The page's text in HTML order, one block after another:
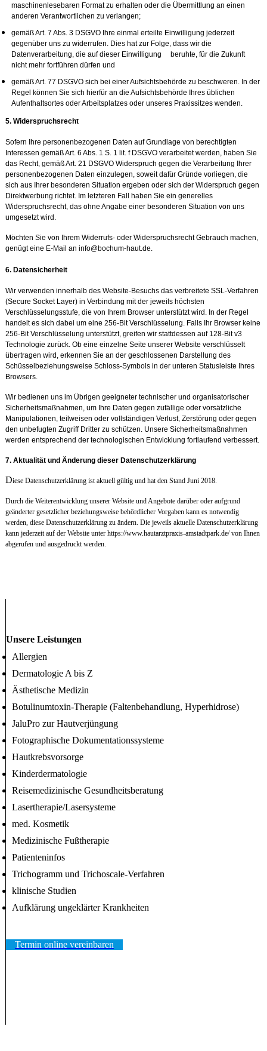
maschinenlesebaren Format zu erhalten oder die Übermittlung an einen
anderen Verantwortlichen zu verlangen;
gemäß Art. 7 Abs. 3 DSGVO Ihre einmal erteilte Einwilligung jederzeit
gegenüber uns zu widerrufen. Dies hat zur Folge, dass wir die
Datenverarbeitung, die auf dieser Einwilligung beruhte, für die Zukunft
nicht mehr fortführen dürfen und
gemäß Art. 77 DSGVO sich bei einer Aufsichtsbehörde zu beschweren. In der
Regel können Sie sich hierfür an die Aufsichtsbehörde Ihres üblichen
Aufenthaltsortes oder Arbeitsplatzes oder unseres Praxissitzes wenden.
5. Widerspruchsrecht
Sofern Ihre personenbezogenen Daten auf Grundlage von berechtigten
Interessen gemäß Art. 6 Abs. 1 S. 1 lit. f DSGVO verarbeitet werden, haben Sie
das Recht, gemäß Art. 21 DSGVO Widerspruch gegen die Verarbeitung Ihrer
personenbezogenen Daten einzulegen, soweit dafür Gründe vorliegen, die
sich aus Ihrer besonderen Situation ergeben oder sich der Widerspruch gegen
Direktwerbung richtet. Im letzteren Fall haben Sie ein generelles
Widerspruchsrecht, das ohne Angabe einer besonderen Situation von uns
umgesetzt wird.
Möchten Sie von Ihrem Widerrufs- oder Widerspruchsrecht Gebrauch machen,
genügt eine E-Mail an info@bochum-haut.de.
6. Datensicherheit
Wir verwenden innerhalb des Website-Besuchs das verbreitete SSL-Verfahren
(Secure Socket Layer) in Verbindung mit der jeweils höchsten
Verschlüsselungsstufe, die von Ihrem Browser unterstützt wird. In der Regel
handelt es sich dabei um eine 256-Bit Verschlüsselung. Falls Ihr Browser keine
256-Bit Verschlüsselung unterstützt, greifen wir stattdessen auf 128-Bit v3
Technologie zurück. Ob eine einzelne Seite unserer Website verschlüsselt
übertragen wird, erkennen Sie an der geschlossenen Darstellung des
Schüsselbeziehungsweise Schloss-Symbols in der unteren Statusleiste Ihres
Browsers.
Wir bedienen uns im Übrigen geeigneter technischer und organisatorischer
Sicherheitsmaßnahmen, um Ihre Daten gegen zufällige oder vorsätzliche
Manipulationen, teilweisen oder vollständigen Verlust, Zerstörung oder gegen
den unbefugten Zugriff Dritter zu schützen. Unsere Sicherheitsmaßnahmen
werden entsprechend der technologischen Entwicklung fortlaufend verbessert.
7. Aktualität und Änderung dieser Datenschutzerklärung
Diese Datenschutzerklärung ist aktuell gültig und hat den Stand Juni 2018.
Durch die Weiterentwicklung unserer Website und Angebote darüber oder aufgrund
geänderter gesetzlicher beziehungsweise behördlicher Vorgaben kann es notwendig
werden, diese Datenschutzerklärung zu ändern. Die jeweils aktuelle Datenschutzerklärung
kann jederzeit auf der Website unter https://www.hautarztpraxis-amstadtpark.de/ von Ihnen
abgerufen und ausgedruckt werden.
Unsere Leistungen
Allergien
Dermatologie A bis Z
Ästhetische Medizin
Botulinumtoxin-Therapie (Faltenbehandlung, Hyperhidrose)
JaluPro zur Hautverjüngung
Fotographische Dokumentationssysteme
Hautkrebsvorsorge
Kinderdermatologie
Reisemedizinische Gesundheitsberatung
Lasertherapie/Lasersysteme
med. Kosmetik
Medizinische Fußtherapie
Patienteninfos
Trichogramm und Trichoscale-Verfahren
klinische Studien
Aufklärung ungeklärter Krankheiten
Termin online vereinbaren